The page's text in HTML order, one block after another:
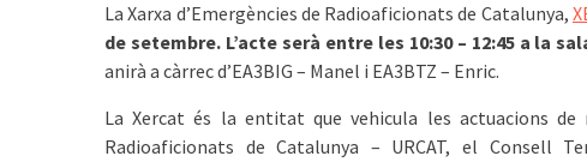
La Xarxa d’Emergències de Radioaficionats de Catalunya,
de setembre. L’acte serà entre les 10:30 – 12:45 a la
anirà a càrrec d’EA3BIG – Manel i EA3BTZ – Enric.
La Xercat és la entitat que vehicula les actuacions
Radioaficionats de Catalunya – URCAT, el Consell